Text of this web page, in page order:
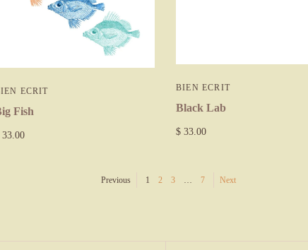
ECRIT
Fish
33.00
BIEN ECRIT
Black Lab
$ 33.00
Previous 1 2 3 … 7 Next